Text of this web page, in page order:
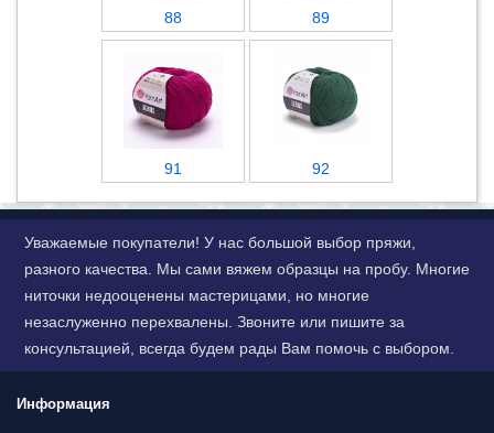
88 89
91 92
Уважаемые покупатели! У нас большой выбор пряжи,
разного качества. Мы сами вяжем образцы на пробу. Многие
ниточки недооценены мастерицами, но многие
незаслуженно перехвалены. Звоните или пишите за
консультацией, всегда будем рады Вам помочь с выбором.
Информация